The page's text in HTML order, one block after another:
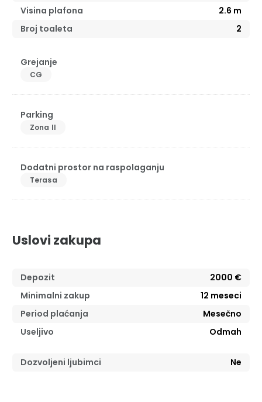
Visina plafona
2.6 m
Broj toaleta
2
Grejanje
CG
Parking
Zona II
Dodatni prostor na raspolaganju
Terasa
Uslovi zakupa
Depozit
2000 €
Minimalni zakup
12 meseci
Period plaćanja
Mesečno
Useljivo
Odmah
Dozvoljeni ljubimci Ne